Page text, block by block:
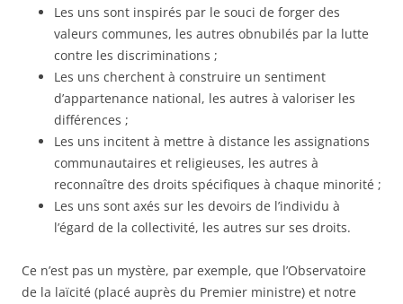
Les uns sont inspirés par le souci de forger des
valeurs communes, les autres obnubilés par la lutte
contre les discriminations ;
Les uns cherchent à construire un sentiment
d’appartenance national, les autres à valoriser les
différences ;
Les uns incitent à mettre à distance les assignations
communautaires et religieuses, les autres à
reconnaître des droits spécifiques à chaque minorité ;
Les uns sont axés sur les devoirs de l’individu à
l’égard de la collectivité, les autres sur ses droits.
Ce n’est pas un mystère, par exemple, que l’Observatoire
de la laïcité (placé auprès du Premier ministre) et notre